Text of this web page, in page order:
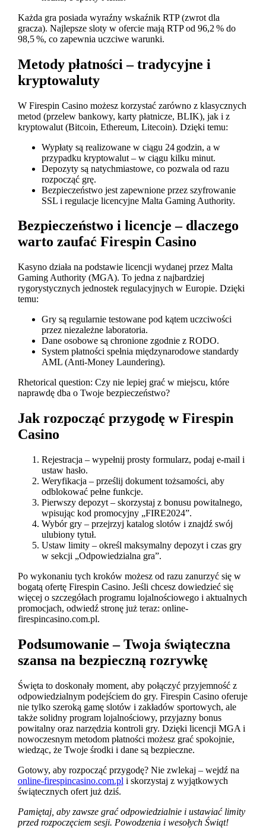
Każda gra posiada wyraźny wskaźnik RTP (zwrot dla
gracza). Najlepsze sloty w ofercie mają RTP od 96,2 % do
98,5 %, co zapewnia uczciwe warunki.
Metody płatności – tradycyjne i
kryptowaluty
W Firespin Casino możesz korzystać zarówno z klasycznych
metod (przelew bankowy, karty płatnicze, BLIK), jak i z
kryptowalut (Bitcoin, Ethereum, Litecoin). Dzięki temu:
Wypłaty są realizowane w ciągu 24 godzin, a w
przypadku kryptowalut – w ciągu kilku minut.
Depozyty są natychmiastowe, co pozwala od razu
rozpocząć grę.
Bezpieczeństwo jest zapewnione przez szyfrowanie
SSL i regulacje licencyjne Malta Gaming Authority.
Bezpieczeństwo i licencje – dlaczego
warto zaufać Firespin Casino
Kasyno działa na podstawie licencji wydanej przez Malta
Gaming Authority (MGA). To jedna z najbardziej
rygorystycznych jednostek regulacyjnych w Europie. Dzięki
temu:
Gry są regularnie testowane pod kątem uczciwości
przez niezależne laboratoria.
Dane osobowe są chronione zgodnie z RODO.
System płatności spełnia międzynarodowe standardy
AML (Anti‑Money Laundering).
Rhetorical question: Czy nie lepiej grać w miejscu, które
naprawdę dba o Twoje bezpieczeństwo?
Jak rozpocząć przygodę w Firespin
Casino
Rejestracja – wypełnij prosty formularz, podaj e‑mail i
ustaw hasło.
Weryfikacja – prześlij dokument tożsamości, aby
odblokować pełne funkcje.
Pierwszy depozyt – skorzystaj z bonusu powitalnego,
wpisując kod promocyjny „FIRE2024”.
Wybór gry – przejrzyj katalog slotów i znajdź swój
ulubiony tytuł.
Ustaw limity – określ maksymalny depozyt i czas gry
w sekcji „Odpowiedzialna gra”.
Po wykonaniu tych kroków możesz od razu zanurzyć się w
bogatą ofertę Firespin Casino. Jeśli chcesz dowiedzieć się
więcej o szczegółach programu lojalnościowego i aktualnych
promocjach, odwiedź stronę już teraz: online-
firespincasino.com.pl.
Podsumowanie – Twoja świąteczna
szansa na bezpieczną rozrywkę
Święta to doskonały moment, aby połączyć przyjemność z
odpowiedzialnym podejściem do gry. Firespin Casino oferuje
nie tylko szeroką gamę slotów i zakładów sportowych, ale
także solidny program lojalnościowy, przyjazny bonus
powitalny oraz narzędzia kontroli gry. Dzięki licencji MGA i
nowoczesnym metodom płatności możesz grać spokojnie,
wiedząc, że Twoje środki i dane są bezpieczne.
Gotowy, aby rozpocząć przygodę? Nie zwlekaj – wejdź na
online-firespincasino.com.pl i skorzystaj z wyjątkowych
świątecznych ofert już dziś.
Pamiętaj, aby zawsze grać odpowiedzialnie i ustawiać limity
przed rozpoczęciem sesji. Powodzenia i wesołych Świąt!